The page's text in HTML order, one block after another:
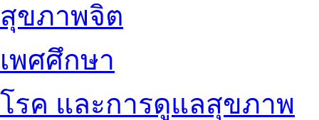
สุขภาพจิต
เพศศึกษา
โรค และการดูแลสุขภาพ